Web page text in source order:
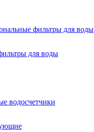
фильтры для воды
для воды
водосчетчики